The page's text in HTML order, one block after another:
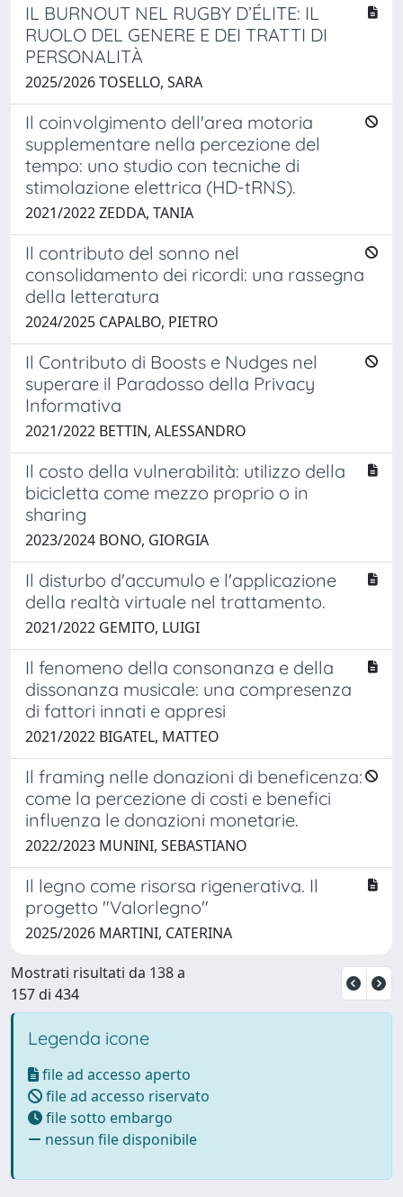
IL BURNOUT NEL RUGBY D’ÉLITE: IL
RUOLO DEL GENERE E DEI TRATTI DI
PERSONALITÀ
2025/2026 TOSELLO, SARA
Il coinvolgimento dell'area motoria
supplementare nella percezione del
tempo: uno studio con tecniche di
stimolazione elettrica (HD-tRNS).
2021/2022 ZEDDA, TANIA
Il contributo del sonno nel
consolidamento dei ricordi: una rassegna
della letteratura
2024/2025 CAPALBO, PIETRO
Il Contributo di Boosts e Nudges nel
superare il Paradosso della Privacy
Informativa
2021/2022 BETTIN, ALESSANDRO
Il costo della vulnerabilità: utilizzo della
bicicletta come mezzo proprio o in
sharing
2023/2024 BONO, GIORGIA
Il disturbo d'accumulo e l'applicazione
della realtà virtuale nel trattamento.
2021/2022 GEMITO, LUIGI
Il fenomeno della consonanza e della
dissonanza musicale: una compresenza
di fattori innati e appresi
2021/2022 BIGATEL, MATTEO
Il framing nelle donazioni di beneficenza:
come la percezione di costi e benefici
influenza le donazioni monetarie.
2022/2023 MUNINI, SEBASTIANO
Il legno come risorsa rigenerativa. Il
progetto "Valorlegno"
2025/2026 MARTINI, CATERINA
Mostrati risultati da 138 a
157 di 434
Legenda icone
file ad accesso aperto
file ad accesso riservato
file sotto embargo
nessun file disponibile